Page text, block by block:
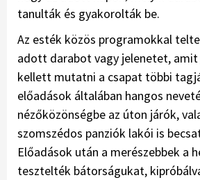
tanulták és gyakorolták be.
Az esték közös programokkal
adott darabot vagy jelenetet,
kellett mutatni a csapat többi
előadások általában hangos
nézőközönségbe az úton járók,
szomszédos panziók lakói is
Előadások után a merészebbek a
tesztelték bátorságukat,